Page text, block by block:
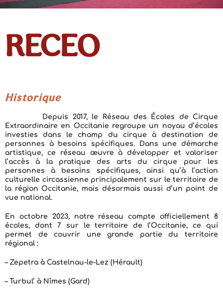
RECEO
Historique
Depuis 2017, le Réseau des Écoles de Cirque
Extraordinaire en Occitanie regroupe un noyau d’écoles
investies dans le champ du cirque à destination de
personnes à besoins spécifiques. Dans une démarche
artistique, ce réseau œuvre à développer et valoriser
l’accès à la pratique des arts du cirque pour les
personnes à besoins spécifiques, ainsi qu’à l’action
culturelle circassienne principalement sur le territoire de
la région Occitanie, mais désormais aussi d’un point de
vue national.
En octobre 2023, notre réseau compte officiellement 8
écoles, dont 7 sur le territoire de l’Occitanie, ce qui
permet de couvrir une grande partie du territoire
régional :
– Zepetra à Castelnau-le-Lez (Hérault)
– Turbul’ à Nîmes (Gard)